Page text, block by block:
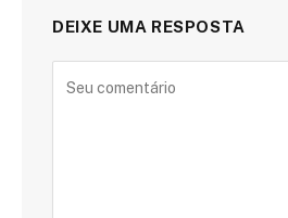
DEIXE UMA RESPOSTA